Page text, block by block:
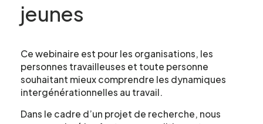
jeunes
Ce webinaire est pour les organisations, les
personnes travailleuses et toute personne
souhaitant mieux comprendre les dynamiques
intergénérationnelles au travail.
Dans le cadre d’un projet de recherche, nous